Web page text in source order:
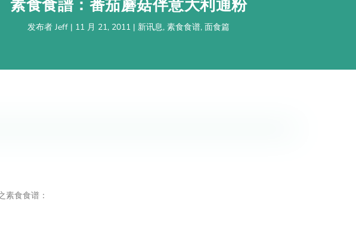
素食食譜：番茄蘑菇伴意大利通粉
发布者Jeff | 11 月 21, 2011 |新讯息,素食食谱,面食篇
素食食谱：